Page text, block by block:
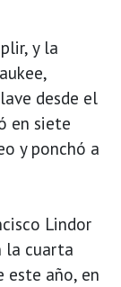
y la
desde el
en siete
y ponchó a
Lindor
la cuarta
este año, en